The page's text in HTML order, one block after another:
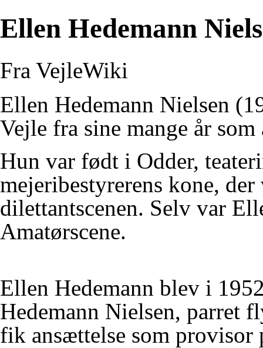
Ellen Hedemann
Fra VejleWiki
Ellen Hedemann Nielsen
Vejle fra sine mange år
Hun var født i Odder,
mejeribestyrerens kone,
dilettantscenen. Selv var
Amatørscene.
Ellen Hedemann blev i
Hedemann Nielsen, parret
fik ansættelse som provisor